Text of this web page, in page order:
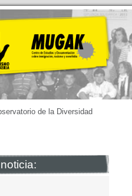
de la Diversidad